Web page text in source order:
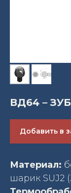
ВД64 –
Добавить в
Материал:
шарик SUJ2